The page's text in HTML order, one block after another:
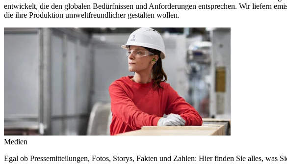
entwickelt, die den globalen Bedürfnissen und Anforderungen entsprechen. Wir liefern
die ihre Produktion umweltfreundlicher gestalten wollen.
Medien
Egal ob Pressemitteilungen, Fotos, Storys, Fakten und Zahlen: Hier finden Sie alles, was